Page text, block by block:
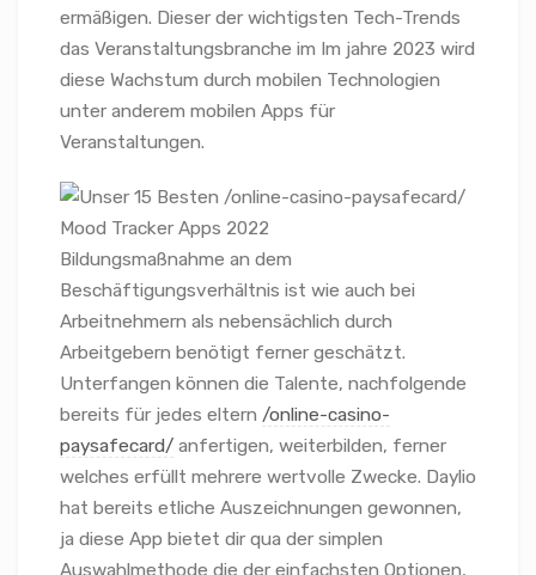
ermäßigen. Dieser der wichtigsten Tech-Trends
das Veranstaltungsbranche im Im jahre 2023 wird
diese Wachstum durch mobilen Technologien
unter anderem mobilen Apps für
Veranstaltungen.
Bildungsmaßnahme an dem
Beschäftigungsverhältnis ist wie auch bei
Arbeitnehmern als nebensächlich durch
Arbeitgebern benötigt ferner geschätzt.
Unterfangen können die Talente, nachfolgende
bereits für jedes eltern /online-casino-
paysafecard/ anfertigen, weiterbilden, ferner
welches erfüllt mehrere wertvolle Zwecke. Daylio
hat bereits etliche Auszeichnungen gewonnen,
ja diese App bietet dir qua der simplen
Auswahlmethode die der einfachsten Optionen,